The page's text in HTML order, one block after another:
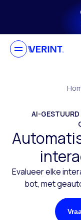
Ga naar
AI-
Evalueer elke
bot, met